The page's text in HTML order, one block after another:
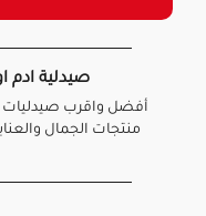
صيدلية ادم
أفضل واقرب
منتجات الجمال